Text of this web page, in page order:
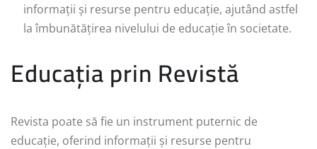
informații și resurse pentru educație, ajutând astfel
la îmbunătățirea nivelului de educație în societate.
Educația prin Revistă
Revista poate să fie un instrument puternic de
educație, oferind informații și resurse pentru